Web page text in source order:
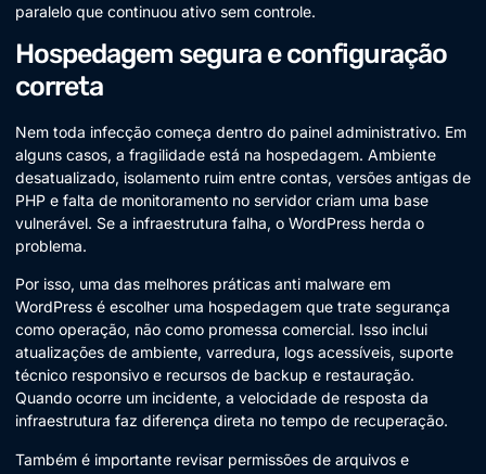
paralelo que continuou ativo sem controle.
Hospedagem segura e configuração
correta
Nem toda infecção começa dentro do painel administrativo. Em
alguns casos, a fragilidade está na hospedagem. Ambiente
desatualizado, isolamento ruim entre contas, versões antigas de
PHP e falta de monitoramento no servidor criam uma base
vulnerável. Se a infraestrutura falha, o WordPress herda o
problema.
Por isso, uma das melhores práticas anti malware em
WordPress é escolher uma hospedagem que trate segurança
como operação, não como promessa comercial. Isso inclui
atualizações de ambiente, varredura, logs acessíveis, suporte
técnico responsivo e recursos de backup e restauração.
Quando ocorre um incidente, a velocidade de resposta da
infraestrutura faz diferença direta no tempo de recuperação.
Também é importante revisar permissões de arquivos e